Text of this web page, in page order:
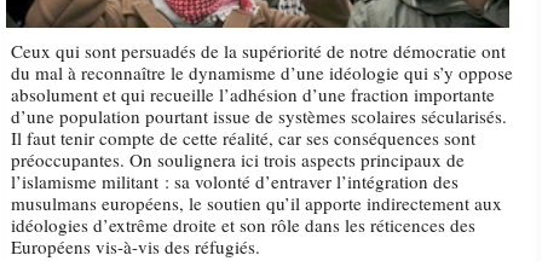
Ceux qui sont persuadés de la supériorité de notre démocratie ont
du mal à reconnaître le dynamisme d’une idéologie qui s’y oppose
absolument et qui recueille l’adhésion d’une fraction importante
d’une population pourtant issue de systèmes scolaires sécularisés.
Il faut tenir compte de cette réalité, car ses conséquences sont
préoccupantes. On soulignera ici trois aspects principaux de
l’islamisme militant : sa volonté d’entraver l’intégration des
musulmans européens, le soutien qu’il apporte indirectement aux
idéologies d’extrême droite et son rôle dans les réticences des
Européens vis-à-vis des réfugiés.